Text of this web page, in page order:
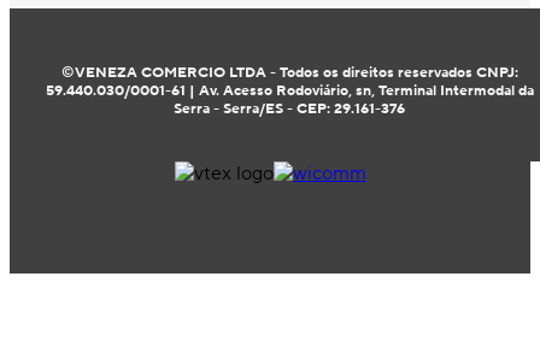
©VENEZA COMERCIO LTDA - Todos os direitos reservados CNPJ:
59.440.030/0001-61 | Av. Acesso Rodoviário, sn, Terminal Intermodal da
Serra - Serra/ES - CEP: 29.161-376